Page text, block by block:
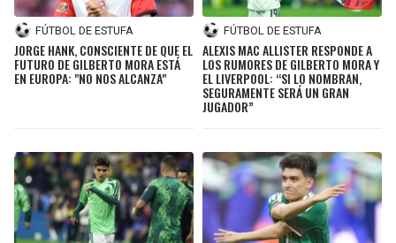
FÚTBOL DE ESTUFA
JORGE HANK, CONSCIENTE DE QUE EL
FUTURO DE GILBERTO MORA ESTÁ
EN EUROPA: "NO NOS ALCANZA"
FÚTBOL DE ESTUFA
ALEXIS MAC ALLISTER RESPONDE A
LOS RUMORES DE GILBERTO MORA Y
EL LIVERPOOL: “SI LO NOMBRAN,
SEGURAMENTE SERÁ UN GRAN
JUGADOR”